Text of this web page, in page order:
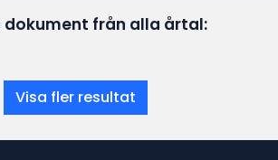
från alla årtal:
Visa fler resultat